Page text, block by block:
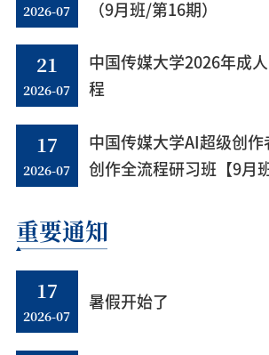
2026-07
（9月班/第16期）
21
2026-07
中国传媒大学2026年成
程
17
2026-07
中国传媒大学AI超级创作
创作全流程研习班【9月
重要通知
17
2026-07
暑假开始了